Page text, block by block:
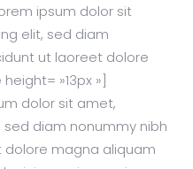
ipsum dolor sit
elit, sed diam
ut laoreet dolore
»13px »]
dolor sit amet,
diam nonummy nibh
magna aliquam